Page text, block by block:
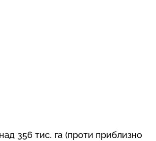
356 тис. га (проти приблизно